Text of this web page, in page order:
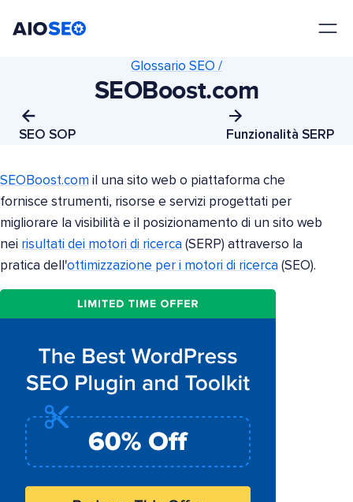
SEO SOP
Glossario SEO /
SEOBoost.com
Funzionalità SERP
SEOBoost.com il una sito web o piattaforma che
fornisce strumenti, risorse e servizi progettati per
migliorare la visibilità e il posizionamento di un sito web
nei risultati dei motori di ricerca (SERP) attraverso la
pratica dell'ottimizzazione per i motori di ricerca (SEO).